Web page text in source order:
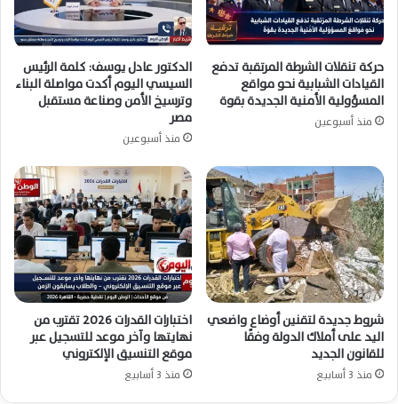
حركة تنقلات الشرطة المرتقبة تدفع
القيادات الشبابية نحو مواقع
المسؤولية الأمنية الجديدة بقوة
منذ أسبوعين
الدكتور عادل يوسف: كلمة الرئيس
السيسي اليوم أكدت مواصلة البناء
وترسيخ الأمن وصناعة مستقبل
مصر
منذ أسبوعين
شروط جديدة لتقنين أوضاع واضعي
اليد على أملاك الدولة وفقًا
للقانون الجديد
منذ 3 أسابيع
اختبارات القدرات 2026 تقترب من
نهايتها وآخر موعد للتسجيل عبر
موقع التنسيق الإلكتروني
منذ 3 أسابيع